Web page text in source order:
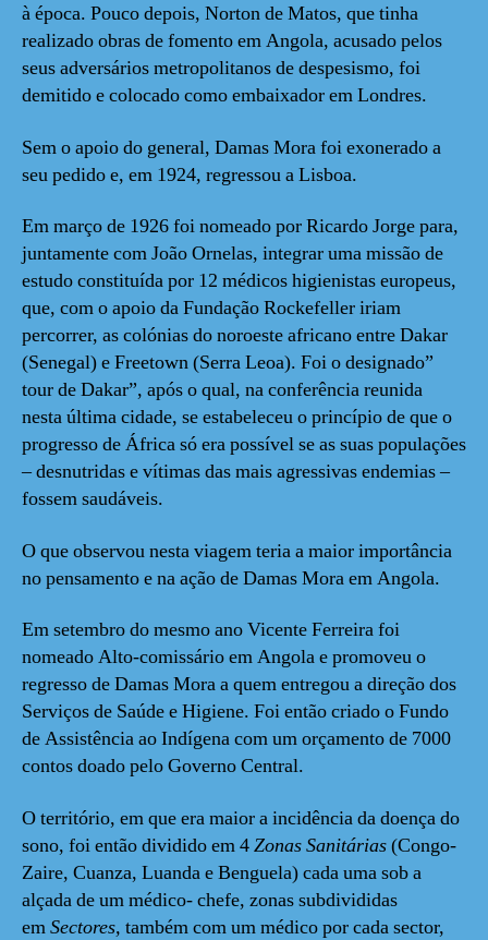
à época. Pouco depois, Norton de Matos, que tinha
realizado obras de fomento em Angola, acusado pelos
seus adversários metropolitanos de despesismo, foi
demitido e colocado como embaixador em Londres.
Sem o apoio do general, Damas Mora foi exonerado a
seu pedido e, em 1924, regressou a Lisboa.
Em março de 1926 foi nomeado por Ricardo Jorge para,
juntamente com João Ornelas, integrar uma missão de
estudo constituída por 12 médicos higienistas europeus,
que, com o apoio da Fundação Rockefeller iriam
percorrer, as colónias do noroeste africano entre Dakar
(Senegal) e Freetown (Serra Leoa). Foi o designado”
tour de Dakar”, após o qual, na conferência reunida
nesta última cidade, se estabeleceu o princípio de que o
progresso de África só era possível se as suas populações
– desnutridas e vítimas das mais agressivas endemias –
fossem saudáveis.
O que observou nesta viagem teria a maior importância
no pensamento e na ação de Damas Mora em Angola.
Em setembro do mesmo ano Vicente Ferreira foi
nomeado Alto-comissário em Angola e promoveu o
regresso de Damas Mora a quem entregou a direção dos
Serviços de Saúde e Higiene. Foi então criado o Fundo
de Assistência ao Indígena com um orçamento de 7000
contos doado pelo Governo Central.
O território, em que era maior a incidência da doença do
sono, foi então dividido em 4Zonas Sanitárias(Congo-
Zaire, Cuanza, Luanda e Benguela) cada uma sob a
alçada de um médico- chefe, zonas subdivididas
emSectores, também com um médico por cada sector,